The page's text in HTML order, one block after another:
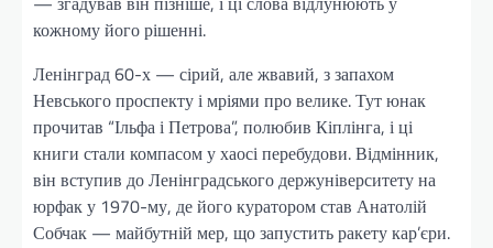
кожному його рішенні.
Ленінград 60-х — сірий, але жвавий, з запахом
Невського проспекту і мріями про велике. Тут юнак
прочитав “Ільфа і Петрова”, полюбив Кіплінга, і ці
книги стали компасом у хаосі перебудови. Відмінник,
він вступив до Ленінградського держуніверситету на
юрфак у 1970-му, де його куратором став Анатолій
Собчак — майбутній мер, що запустить ракету кар’єри.